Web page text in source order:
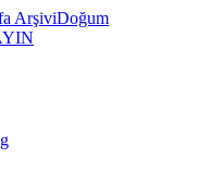
ArşiviDoğum